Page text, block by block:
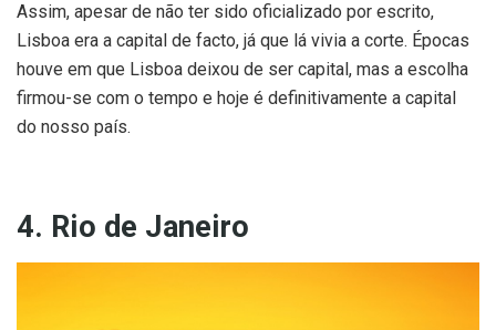
Assim, apesar de não ter sido oficializado por escrito,
Lisboa era a capital de facto, já que lá vivia a corte. Épocas
houve em que Lisboa deixou de ser capital, mas a escolha
firmou-se com o tempo e hoje é definitivamente a capital
do nosso país.
4. Rio de Janeiro